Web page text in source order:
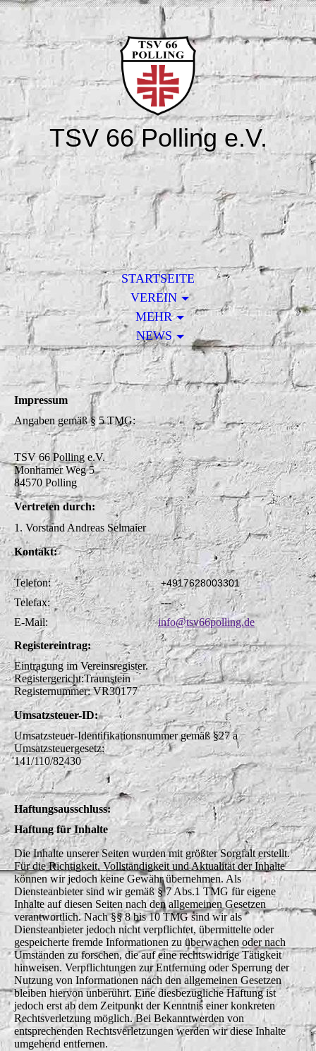
TSV 66 Polling e.V.
STARTSEITE
VEREIN
MEHR
NEWS
Impressum
Angaben gemäß § 5 TMG:
TSV 66 Polling e.V.
Monhamer Weg 5
84570 Polling
Vertreten durch:
1. Vorstand Andreas Selmaier
Kontakt:
Telefon: +4917628003301
Telefax:
---
E-Mail:
info@tsv66polling.de
Registereintrag:
Eintragung im Vereinsregister.
Registergericht:Traunstein
Registernummer: VR30177
Umsatzsteuer-ID:
Umsatzsteuer-Identifikationsnummer gemäß §27 a
Umsatzsteuergesetz:
141/110/82430
Haftungsausschluss:
Haftung für Inhalte
Die Inhalte unserer Seiten wurden mit größter Sorgfalt erstellt.
Für die Richtigkeit, Vollständigkeit und Aktualität der Inhalte
können wir jedoch keine Gewähr übernehmen. Als
Diensteanbieter sind wir gemäß § 7 Abs.1 TMG für eigene
Inhalte auf diesen Seiten nach den allgemeinen Gesetzen
verantwortlich. Nach §§ 8 bis 10 TMG sind wir als
Diensteanbieter jedoch nicht verpflichtet, übermittelte oder
gespeicherte fremde Informationen zu überwachen oder nach
Umständen zu forschen, die auf eine rechtswidrige Tätigkeit
hinweisen. Verpflichtungen zur Entfernung oder Sperrung der
Nutzung von Informationen nach den allgemeinen Gesetzen
bleiben hiervon unberührt. Eine diesbezügliche Haftung ist
jedoch erst ab dem Zeitpunkt der Kenntnis einer konkreten
Rechtsverletzung möglich. Bei Bekanntwerden von
entsprechenden Rechtsverletzungen werden wir diese Inhalte
umgehend entfernen.